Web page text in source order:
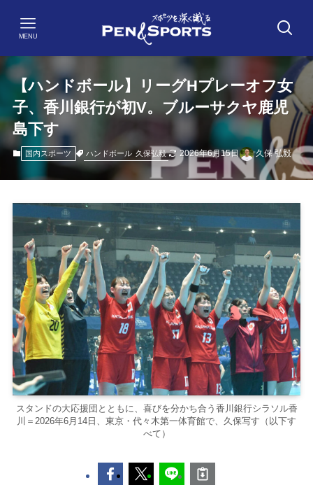
MENU
【ハンドボール】リーグHプレーオフ女
子、香川銀行が初V。ブルーサクヤ鹿児
島下す
国内スポーツ ハンドボール 久保弘毅 2026年6月15日 久保 弘毅
スタンドの大応援団とともに、喜びを分かち合う香川銀行シラソル香
川＝2026年6月14日、東京・代々木第一体育館で、久保写す（以下す
べて）